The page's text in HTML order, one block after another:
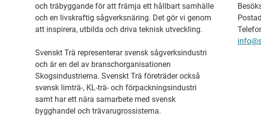
och träbyggande för att främja ett hållbart samhälle
och en livskraftig sågverksnäring. Det gör vi genom
att inspirera, utbilda och driva teknisk utveckling.
Svenskt Trä representerar svensk sågverksindustri
och är en del av branschorganisationen
Skogsindustrierna. Svenskt Trä företräder också
svensk limträ-, KL-trä- och förpackningsindustri
samt har ett nära samarbete med svensk
bygghandel och trävarugrossisterna.